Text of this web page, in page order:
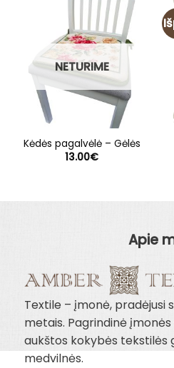
NETURIME
Kėdės pagalvėlė – Gėlės
13.00€
Apie
Textile – įmonė, pradėjusi
metais. Pagrindinė
aukštos kokybės tekstilės
medvilnės.